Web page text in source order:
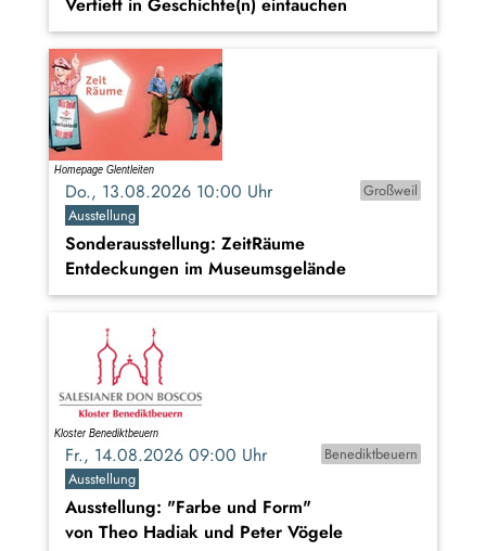
Do., 13.08.2026 10:00 Uhr
Großweil
Ausstellung
Sonderausstellung: ZeitRäume
Entdeckungen im Museumsgelände
Fr., 14.08.2026 09:00 Uhr
Benediktbeuern
Ausstellung
Ausstellung: "Farbe und Form"
von Theo Hadiak und Peter Vögele